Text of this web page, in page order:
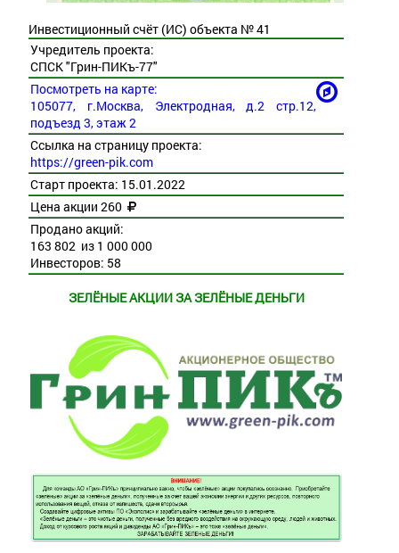
Инвестиционный счёт (ИС) объекта № 41
Учредитель проекта:
СПСК "Грин-ПИКъ-77"
Посмотреть на карте:
105077, г.Москва, Электродная, д.2 стр.12,
подъезд 3, этаж 2
Ссылка на страницу проекта:
https://green-pik.com
Старт проекта: 15.01.2022
Цена акции 260
Продано акций:
163 802 из 1 000 000
Инвесторов: 58
ЗЕЛЁНЫЕ АКЦИИ ЗА ЗЕЛЁНЫЕ ДЕНЬГИ